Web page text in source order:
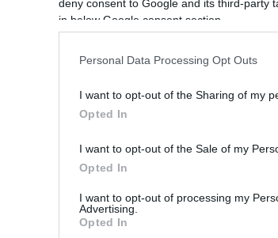
deny consent to Google and its third-party
in below Google consent section.
Personal Data Processing Opt Outs
I want to opt-out of the Sharing of my
Opted In
I want to opt-out of the Sale of my
Opted In
I want to opt-out of processing my
Advertising.
Opted In
Aki
javítás,
10 találat:
web
és